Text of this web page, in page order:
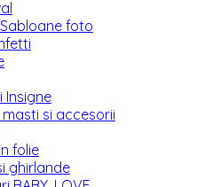
foto
Insigne
si accesorii
folie
ghirlande